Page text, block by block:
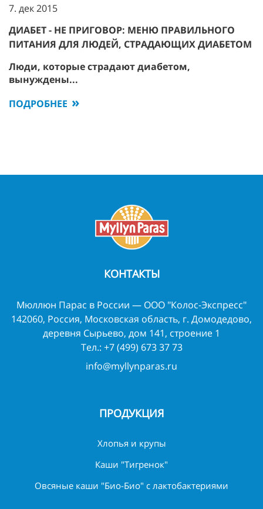
7. дек 2015
ДИАБЕТ - НЕ ПРИГОВОР: МЕНЮ ПРАВИЛЬНОГО
ПИТАНИЯ ДЛЯ ЛЮДЕЙ, СТРАДАЮЩИХ ДИАБЕТОМ
Люди, которые страдают диабетом,
вынуждены...
ПОДРОБНЕЕ
КОНТАКТЫ
Мюллюн Парас в России — ООО "Колос-Экспресс"
142060, Россия, Московская область, г. Домодедово,
деревня Сырьево, дом 141, строение 1
Тел.: +7 (499) 673 37 73
info@myllynparas.ru
ПРОДУКЦИЯ
Хлопья и крупы
Каши "Тигренок"
Овсяные каши "Био-Био" с лактобактериями